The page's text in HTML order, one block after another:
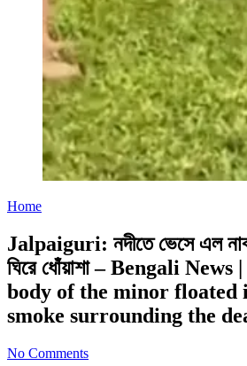
Home
Jalpaiguri: নদীতে ভেসে এল
ঘিরে ধোঁয়াশা – Bengali
body of the minor floated
smoke surrounding the
No Comments